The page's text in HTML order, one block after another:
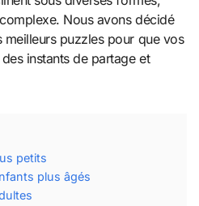
Nous avons décidé
puzzles pour que vos
instants de partage et
petits
plus âgés